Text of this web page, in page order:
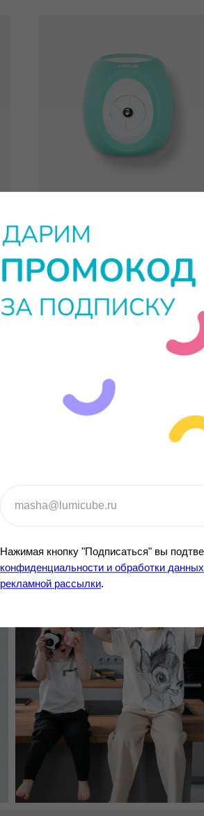
Проектор в защитном чехле (32GB)
11 950 р.
Нажимая кнопку "Подписаться" вы
конфиденциальности и обработки данных
рекламной рассылки.